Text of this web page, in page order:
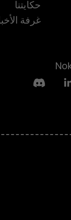
حكايتنا
غرفة
Discord